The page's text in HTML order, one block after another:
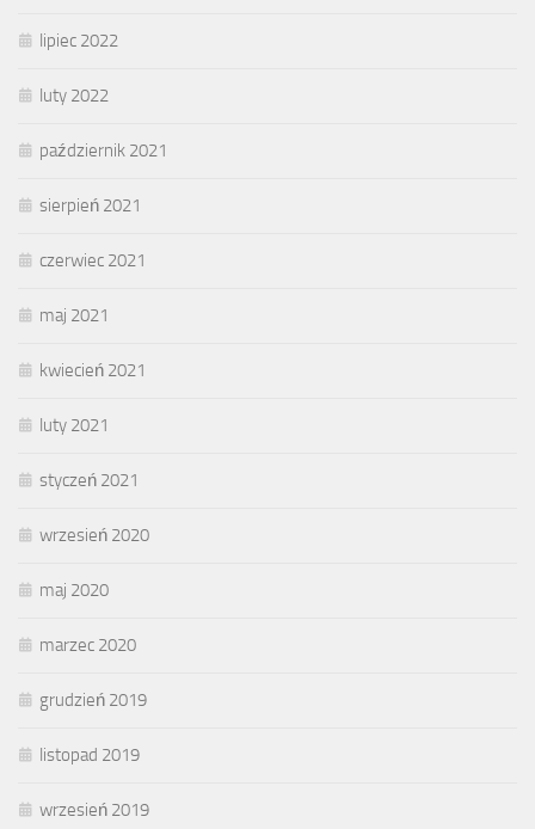
lipiec 2022
luty 2022
październik 2021
sierpień 2021
czerwiec 2021
maj 2021
kwiecień 2021
luty 2021
styczeń 2021
wrzesień 2020
maj 2020
marzec 2020
grudzień 2019
listopad 2019
wrzesień 2019